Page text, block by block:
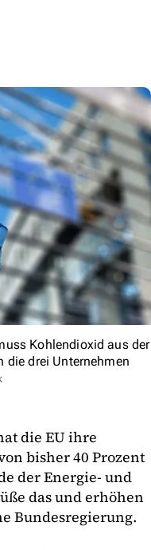
Kohlendioxid aus der
die drei Unternehmen
die EU ihre
bisher 40 Prozent
der Energie- und
das und erhöhen
Bundesregierung.